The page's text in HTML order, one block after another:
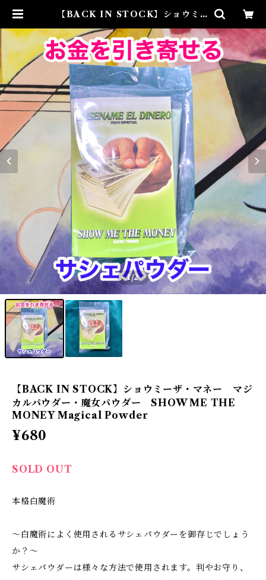
【BACK IN STOCK】ショウミー
女パウダー SHOW ME THE M
ONEY Magical Powder | Airi
es Mystical アイリスミスティカ
ル マダムアイリスの風水・本格白
魔術
1/2
【BACK IN STOCK】ショウミーザ・マネー マジ
カルパウダー・魔女パウダー SHOW ME THE
MONEY Magical Powder
¥680
SOLD OUT
本格白魔術
～白魔術によく使用されるサシェパウダーを御存じでしょう
か？～
サシェパウダーは様々な方法で使用されます。判やお守り、